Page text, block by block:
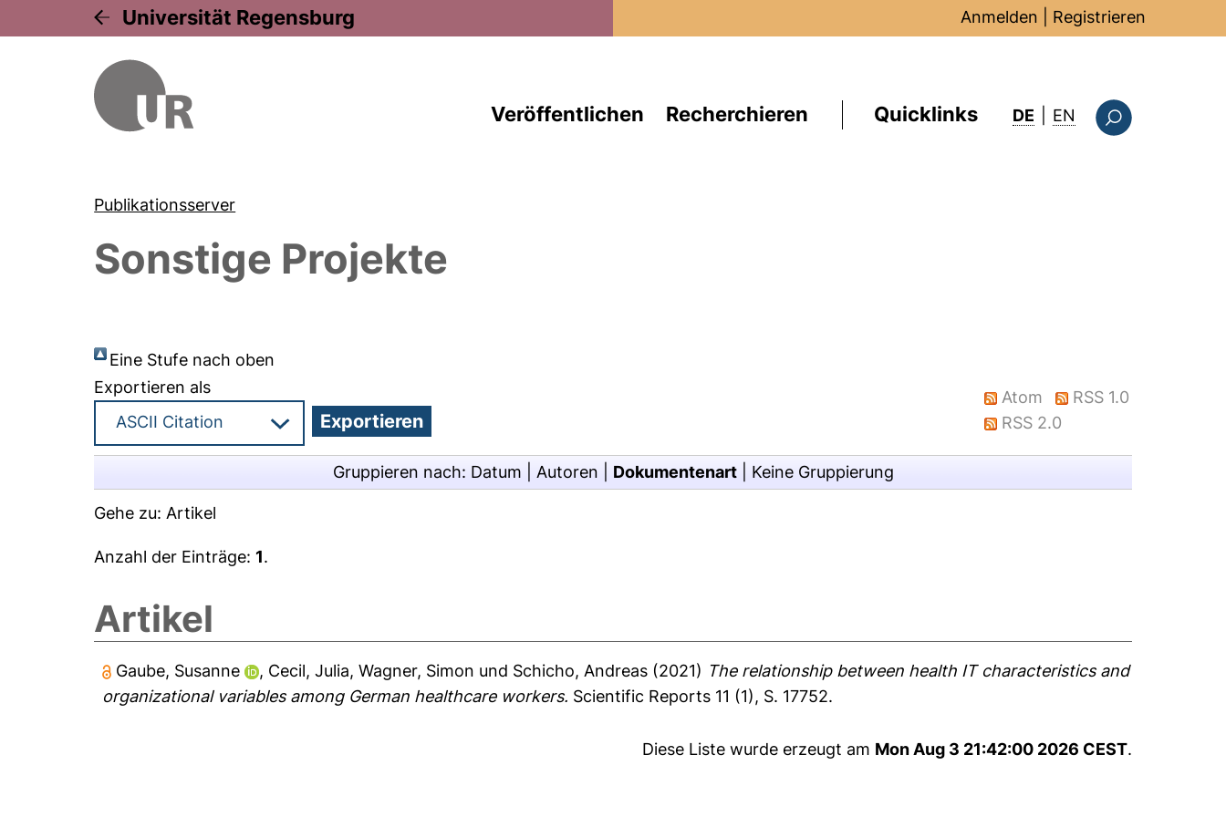
Universität Regensburg Anmelden Registrieren
Veröffentlichen Recherchieren Quicklinks DE EN : this page in
Publikationsserver
Sonstige Projekte
Eine Stufe nach oben
Exportieren als
Atom
RSS 1.0
RSS 2.0
Gruppieren nach: Datum Autoren Dokumentenart| Keine Gruppierung
Gehe zu: Artikel
Anzahl der Einträge:1.
Artikel
Gaube, Susanne , Cecil, Julia,Wagner, Simon und Schicho, Andreas (2021) The relationship between health IT characteristics and
organizational variables among German healthcare workers. Scientific Reports 11 (1), S. 17752.
Diese Liste wurde erzeugt am Mon Aug 3 21:42:00 2026 CEST.